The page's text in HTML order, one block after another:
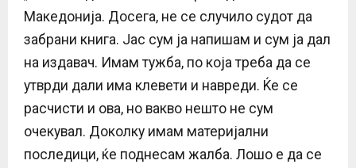
Македонија. Досега, не се случило судот да
забрани книга. Јас сум ја напишам и сум ја дал
на издавач. Имам тужба, по која треба да се
утврди дали има клевети и навреди. Ќе се
расчисти и ова, но вакво нешто не сум
очекувал. Доколку имам материјални
последици, ќе поднесам жалба. Лошо е да се